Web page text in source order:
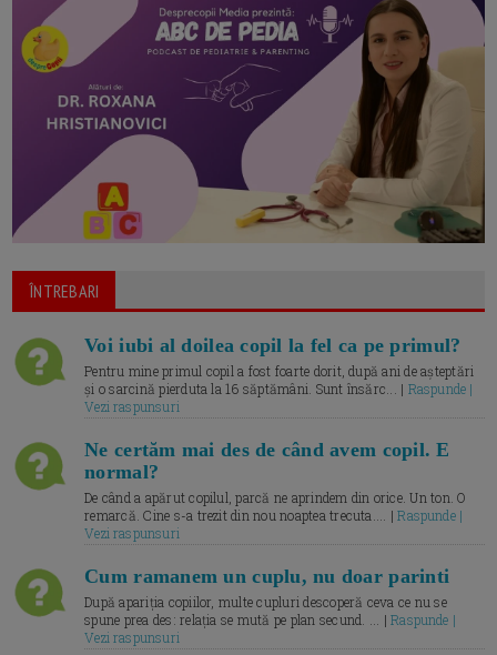
ÎNTREBARI
Voi iubi al doilea copil la fel ca pe primul?
Pentru mine primul copil a fost foarte dorit, după ani de așteptări
și o sarcină pierduta la 16 săptămâni. Sunt însărc... | Raspunde |
Vezi raspunsuri
Ne certăm mai des de când avem copil. E
normal?
De când a apărut copilul, parcă ne aprindem din orice. Un ton. O
remarcă. Cine s-a trezit din nou noaptea trecuta.... |Raspunde |
Vezi raspunsuri
Cum ramanem un cuplu, nu doar parinti
După apariția copiilor, multe cupluri descoperă ceva ce nu se
spune prea des: relația se mută pe plan secund. ... |Raspunde |
Vezi raspunsuri